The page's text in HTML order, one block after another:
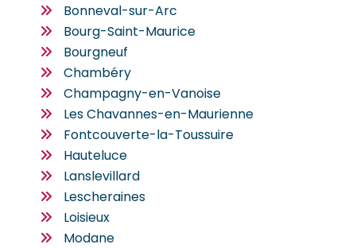
Bonneval-sur-Arc
Bourg-Saint-Maurice
Bourgneuf
Chambéry
Champagny-en-Vanoise
Les Chavannes-en-Maurienne
Fontcouverte-la-Toussuire
Hauteluce
Lanslevillard
Lescheraines
Loisieux
Modane